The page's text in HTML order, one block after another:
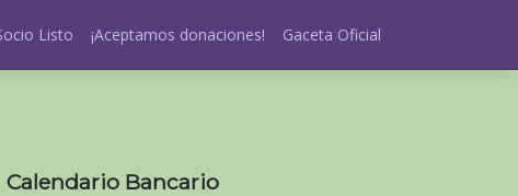
Listo ¡Aceptamos donaciones! Gaceta Oficial
Calendario Bancario